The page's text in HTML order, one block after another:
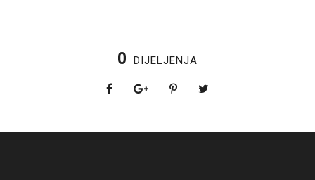
0 DIJELJENJA